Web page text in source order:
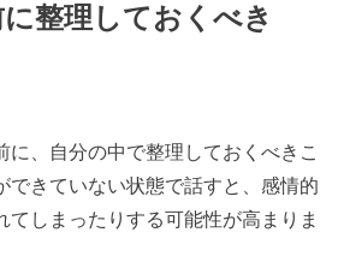
整理しておくべき
に、自分の中で整理しておくべきこ
できていない状態で話すと、感情的
てしまったりする可能性が高まりま